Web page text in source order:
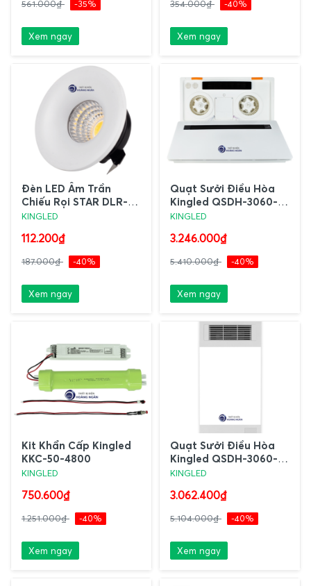
561.000₫ -35%
Xem ngay
354.000₫ -40%
Xem ngay
Đèn LED Âm Trần
Chiếu Rọi STAR DLR-
3SS-T48 KingLED
KINGLED
112.200₫
187.000₫ -40%
Xem ngay
Quạt Sưởi Điều Hòa
Kingled QSDH-3060-
02
KINGLED
3.246.000₫
5.410.000₫ -40%
Xem ngay
Kit Khẩn Cấp Kingled
KKC-50-4800
KINGLED
750.600₫
1.251.000₫ -40%
Xem ngay
Quạt Sưởi Điều Hòa
Kingled QSDH-3060-
TV
KINGLED
3.062.400₫
5.104.000₫ -40%
Xem ngay